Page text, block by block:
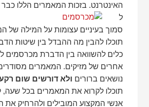
האינטרנט. בזכות המאמרים הללו
ל
סמוך בעיניים עצומות על המילה של
תוכלו להבין מה ההבדל בין שיטות
כלים להשוואה בין הדברת מכרסמים
אחרים של מזיקים. המאמרים
נושאים ברורים ולא דורשים שום
תוכלו לקרוא את המאמרים בכל שעה,
אנשי המקצוע המובילים ולהרחיק את